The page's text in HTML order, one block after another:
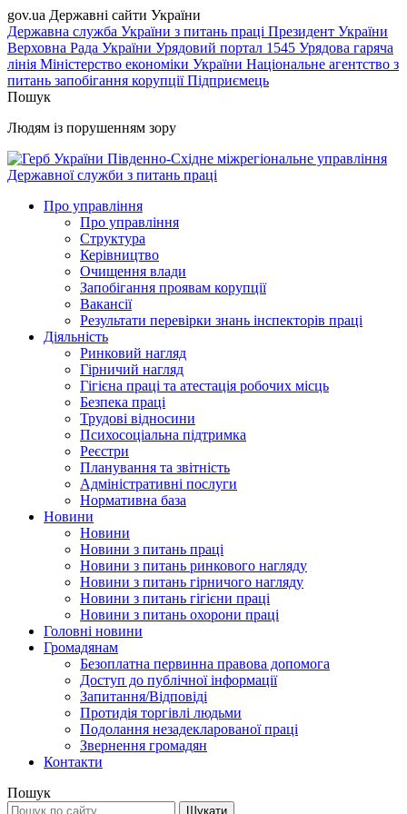
gov.ua Державні сайти України
Державна служба України з питань праці Президент України
Верховна Рада України Урядовий портал 1545 Урядова гаряча
лінія Міністерство економіки України Національне агентство з
питань запобігання корупціїПідприємець
Пошук
Людям із порушенням зору
Південно-Східне міжрегіональне управління
Державної служби з питань праці
Про управління
Про управління
Структура
Керівництво
Очищення влади
Запобігання проявам корупції
Вакансії
Результати перевірки знань інспекторів праці
Діяльність
Ринковий нагляд
Гірничий нагляд
Гігієна праці та атестація робочих місць
Безпека праці
Трудові відносини
Психосоціальна підтримка
Реєстри
Планування та звітність
Адміністративні послуги
Нормативна база
Новини
Новини
Новини з питань праці
Новини з питань ринкового нагляду
Новини з питань гірничого нагляду
Новини з питань гігієни праці
Новини з питань охорони праці
Головні новини
Громадянам
Безоплатна первинна правова допомога
Доступ до публічної інформації
Запитання/Відповіді
Протидія торгівлі людьми
Подолання незадекларованої праці
Звернення громадян
Контакти
Пошук